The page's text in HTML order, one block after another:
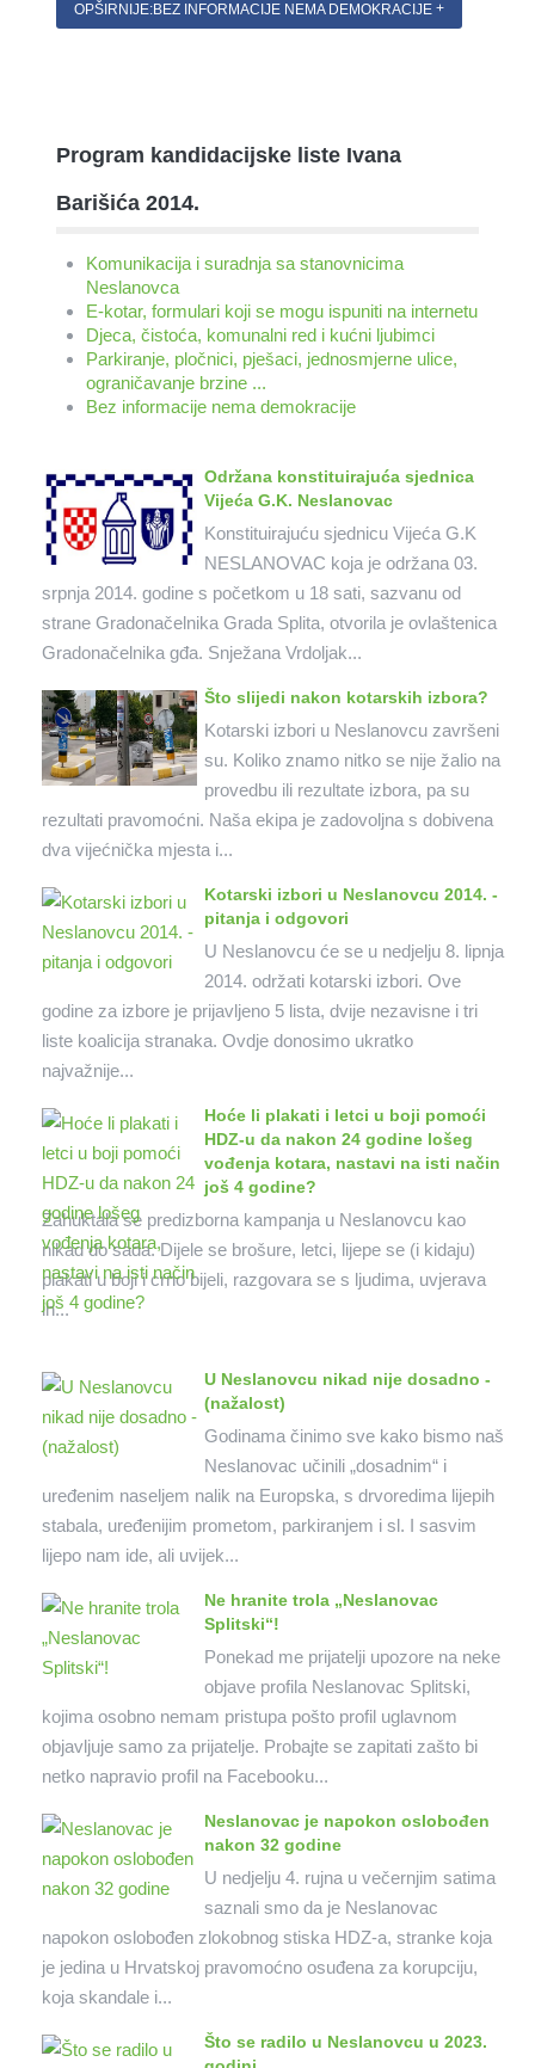
OPŠIRNIJE:BEZ INFORMACIJE NEMA DEMOKRACIJE
Program kandidacijske liste Ivana
Barišića 2014.
Komunikacija i suradnja sa stanovnicima
Neslanovca
E-kotar, formulari koji se mogu ispuniti na internetu
Djeca, čistoća, komunalni red i kućni ljubimci
Parkiranje, pločnici, pješaci, jednosmjerne ulice,
ograničavanje brzine ...
Bez informacije nema demokracije
Održana konstituirajuća sjednica
Vijeća G.K. Neslanovac
Konstituirajuću sjednicu Vijeća G.K
NESLANOVAC koja je održana 03.
srpnja 2014. godine s početkom u 18 sati, sazvanu od
strane Gradonačelnika Grada Splita, otvorila je ovlaštenica
Gradonačelnika gđa. Snježana Vrdoljak...
Što slijedi nakon kotarskih izbora?
Kotarski izbori u Neslanovcu završeni
su. Koliko znamo nitko se nije žalio na
provedbu ili rezultate izbora, pa su
rezultati pravomoćni. Naša ekipa je zadovoljna s dobivena
dva vijećnička mjesta i...
Kotarski izbori u Neslanovcu 2014. -
pitanja i odgovori
U Neslanovcu će se u nedjelju 8. lipnja
2014. održati kotarski izbori. Ove
godine za izbore je prijavljeno 5 lista, dvije nezavisne i tri
liste koalicija stranaka. Ovdje donosimo ukratko
najvažnije...
Hoće li plakati i letci u boji pomoći
HDZ-u da nakon 24 godine lošeg
vođenja kotara, nastavi na isti način
još 4 godine?
Zahuktala se predizborna kampanja u Neslanovcu kao
nikad do sada. Dijele se brošure, letci, lijepe se (i kidaju)
plakati u boji i crno bijeli, razgovara se s ljudima, uvjerava
ih...
U Neslanovcu nikad nije dosadno -
(nažalost)
Godinama činimo sve kako bismo naš
Neslanovac učinili „dosadnim“ i
uređenim naseljem nalik na Europska, s drvoredima lijepih
stabala, uređenijim prometom, parkiranjem i sl. I sasvim
lijepo nam ide, ali uvijek...
Ne hranite trola „Neslanovac
Splitski“!
Ponekad me prijatelji upozore na neke
objave profila Neslanovac Splitski,
kojima osobno nemam pristupa pošto profil uglavnom
objavljuje samo za prijatelje. Probajte se zapitati zašto bi
netko napravio profil na Facebooku...
Neslanovac je napokon oslobođen
nakon 32 godine
U nedjelju 4. rujna u večernjim satima
saznali smo da je Neslanovac
napokon oslobođen zlokobnog stiska HDZ-a, stranke koja
je jedina u Hrvatskoj pravomoćno osuđena za korupciju,
koja skandale i...
Što se radilo u Neslanovcu u 2023.